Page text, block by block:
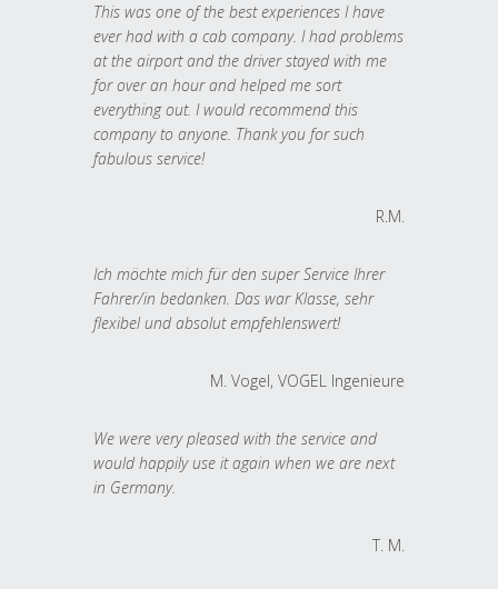
This was one of the best experiences I have
ever had with a cab company. I had problems
at the airport and the driver stayed with me
for over an hour and helped me sort
everything out. I would recommend this
company to anyone. Thank you for such
fabulous service!
R.M.
Ich möchte mich für den super Service Ihrer
Fahrer/in bedanken. Das war Klasse, sehr
flexibel und absolut empfehlenswert!
M. Vogel, VOGEL Ingenieure
We were very pleased with the service and
would happily use it again when we are next
in Germany.
T. M.